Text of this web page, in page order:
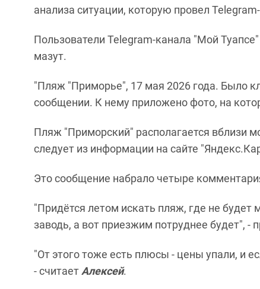
анализа ситуации, которую провел
Пользователи Telegram-канала "Мой
мазут.
"Пляж "Приморье", 17 мая 2026 года. Было
сообщении. К нему приложено фото, на
Пляж "Приморский" располагается вблизи
следует из информации на сайте
Это сообщение набрало четыре
"Придётся летом искать пляж, где не будет
заводь, а вот приезжим потруднее будет", -
"От этого тоже есть плюсы - цены упали, и
- считает Алексей.